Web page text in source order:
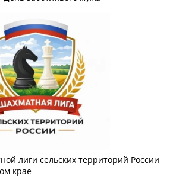
лиги сельских территорий России
крае